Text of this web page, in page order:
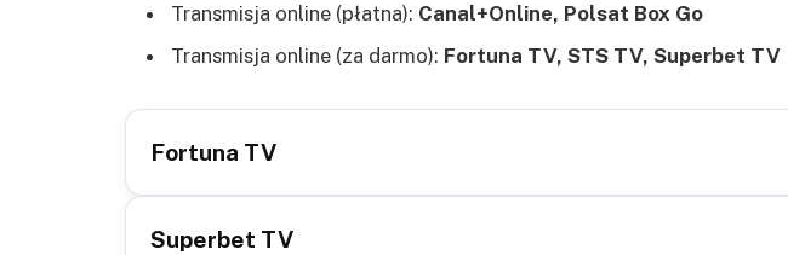
Transmisja online (płatna): Canal+Online, Polsat Box Go
Transmisja online (za darmo): Fortuna TV, STS TV, Superbet TV
Fortuna TV
Superbet TV